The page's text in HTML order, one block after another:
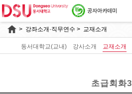
> 강좌소개·직무연수 > 교재소개
동서대학교(교내) 강사소개 교재소개
초급회화3